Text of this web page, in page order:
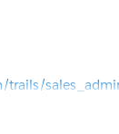
trails/